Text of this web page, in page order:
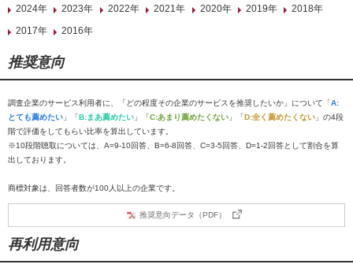
2024年
2023年 2022年 2021年 2020年 2019年
2018年
2017年
2016年
推奨意向
調査企業のサービス利用者に、「どの程度その企業のサービスを推奨したいか」について「A:
とても薦めたい 」「B:まあ薦めたい 」「C:あまり薦めたくない 」「D:全く薦めたくない 」の4段
階で評価をしてもらい比率を算出しています。
※10段階聴取については、A=9-10回答、B=6-8回答、C=3-5回答、D=1-2回答として割合を算
出しております。
商標対象は、回答者数が100人以上の企業です。
推奨意向データ（PDF）
再利用意向